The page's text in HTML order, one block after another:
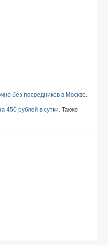
без посредников в Москве
450 рублей в сутки . Также